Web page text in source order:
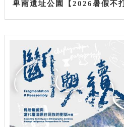
卑南遺址公園【2026暑假不